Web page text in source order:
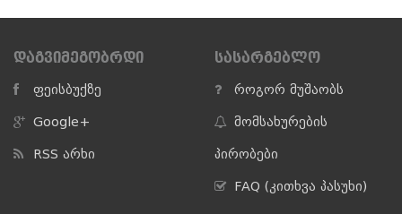
ᲓᲐᲒᲕᲘᲛᲔᲒᲝᲑᲠᲓᲘ
ფეისბუქზე
Google+
RSS არხი
ᲡᲐᲡᲐᲠᲒᲔᲑᲚᲝ
როგორ მუშაობს
მომსახურების
პირობები
FAQ (კითხვა პასუხი)